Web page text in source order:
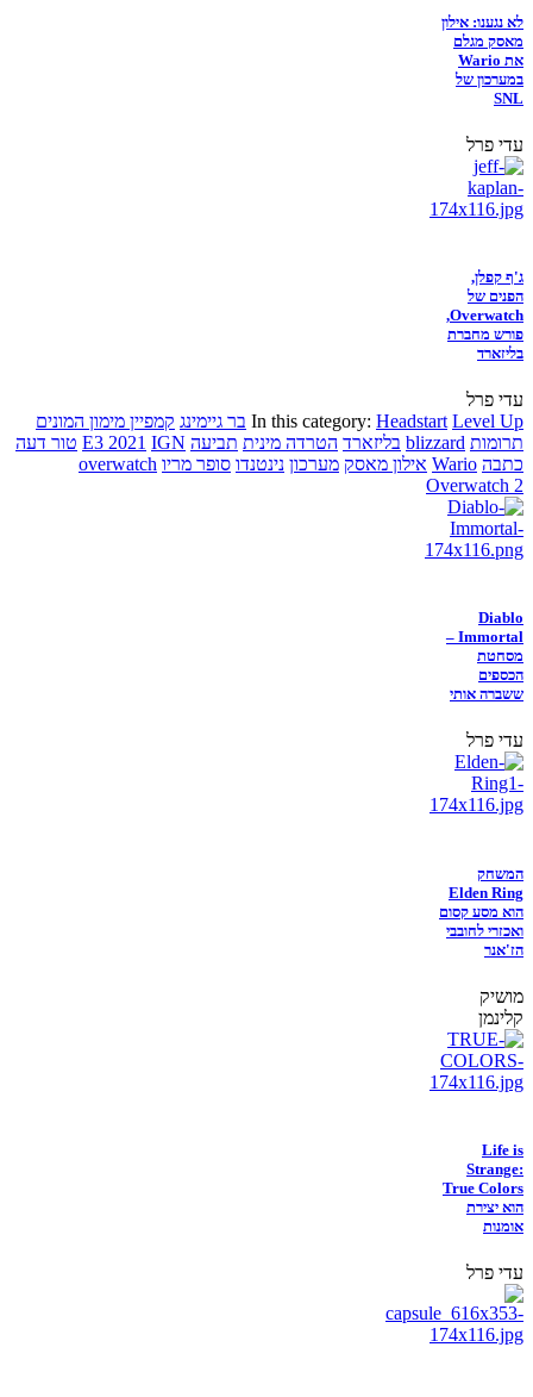
לא נגענו: אילון
מאסק מגלם
את Wario
במערכון של
SNL
עדי פרל
ג'ף קפלן,
הפנים של
Overwatch,
פורש מחברת
בליזארד
עדי פרל
In this category: Headstart Level Up בר גיימינג קמפיין מימון המונים
תרומות blizzard בליזארד הטרדה מינית תביעה E3 2021 IGN
טור דעה
כתבה Wario אילון מאסק מערכון נינטנדו סופר מריו overwatch
Overwatch 2
Diablo
Immortal –
מסחטת
הכספים
ששברה אותי
עדי פרל
המשחק
Elden Ring
הוא מסע קסום
ואכזרי לחובבי
הז'אנר
מושיק
קלינמן
Life is
Strange:
True Colors
הוא יצירת
אומנות
עדי פרל